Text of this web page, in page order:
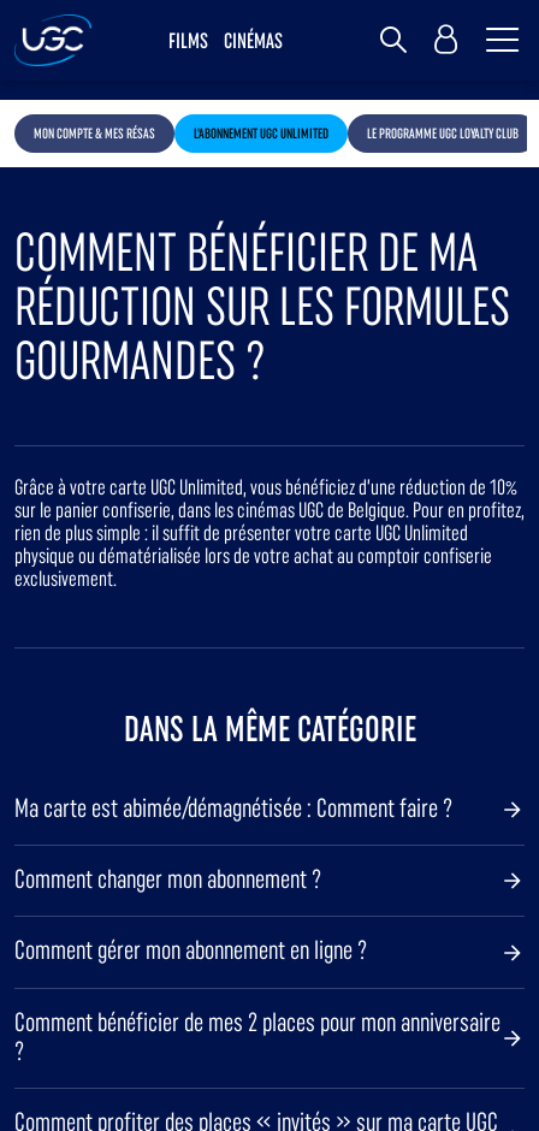
FILMS CINÉMAS MY UGC
MON COMPTE & MES RÉSAS L'ABONNEMENT UGC UNLIMITED LE PROGRAMME UGC LOYALTY CLUB
COMMENT BÉNÉFICIER DE MA
RÉDUCTION SUR LES FORMULES
GOURMANDES ?
Grâce à votre carte UGC Unlimited, vous bénéficiez d’une réduction de 10%
sur le panier confiserie, dans les cinémas UGC de Belgique. Pour en profitez,
rien de plus simple : il suffit de présenter votre carte UGC Unlimited
physique ou dématérialisée lors de votre achat au comptoir confiserie
exclusivement.
DANS LA MÊME CATÉGORIE
Ma carte est abimée/démagnétisée : Comment faire ?
Comment changer mon abonnement ?
Comment gérer mon abonnement en ligne ?
Comment bénéficier de mes 2 places pour mon anniversaire
?
Comment profiter des places « invités » sur ma carte UGC